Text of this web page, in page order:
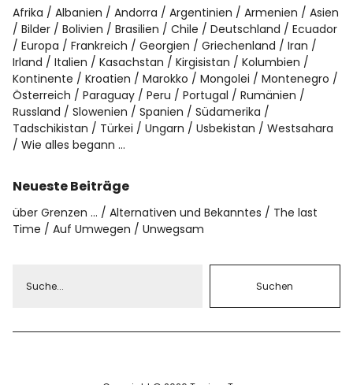
Afrika Albanien Andorra Argentinien Armenien
Asien
Bilder
Bolivien Brasilien Chile Deutschland
Ecuador
Europa
Frankreich Georgien Griechenland
Iran
Irland
Italien Kasachstan Kirgisistan
Kolumbien
Kontinente
Kroatien Marokko Mongolei
Montenegro
Österreich
Paraguay Peru Portugal
Rumänien
Russland
Slowenien Spanien
Südamerika
Tadschikistan
Türkei Ungarn Usbekistan
Westsahara
Wie alles begann …
Neueste Beiträge
über Grenzen … Alternativen und Bekanntes
The last
Time
Auf Umwegen Unwegsam